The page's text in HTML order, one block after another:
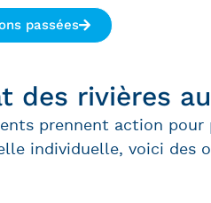
passées
des rivières
prennent action
individuelle, voici